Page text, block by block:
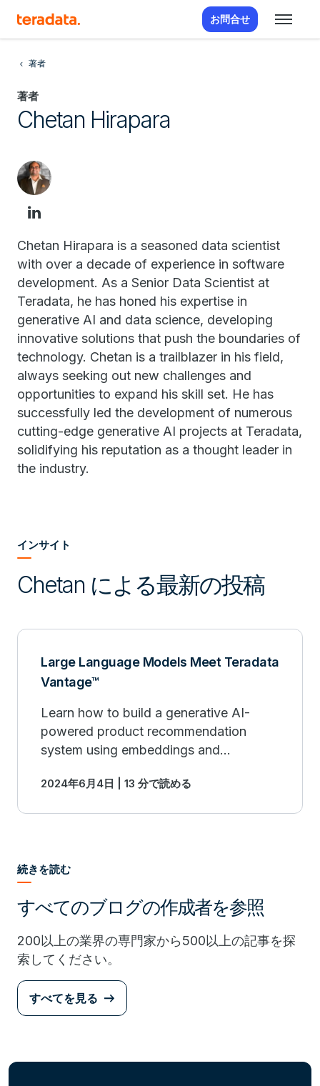
お問合せ
著者
著者
Chetan Hirapara
Chetan Hirapara is a seasoned data scientist
with over a decade of experience in software
development. As a Senior Data Scientist at
Teradata, he has honed his expertise in
generative AI and data science, developing
innovative solutions that push the boundaries of
technology. Chetan is a trailblazer in his field,
always seeking out new challenges and
opportunities to expand his skill set. He has
successfully led the development of numerous
cutting-edge generative AI projects at Teradata,
solidifying his reputation as a thought leader in
the industry.
インサイト
Chetan による最新の投稿
Large Language Models Meet Teradata
Vantage™
Learn how to build a generative AI-
powered product recommendation
system using embeddings and
function, VectorDistance.
2024年6月4日 | 13 分で読める
続きを読む
すべてのブログの作成者を参照
200以上の業界の専門家から500以上の記事を探
索してください。
すべてを見る